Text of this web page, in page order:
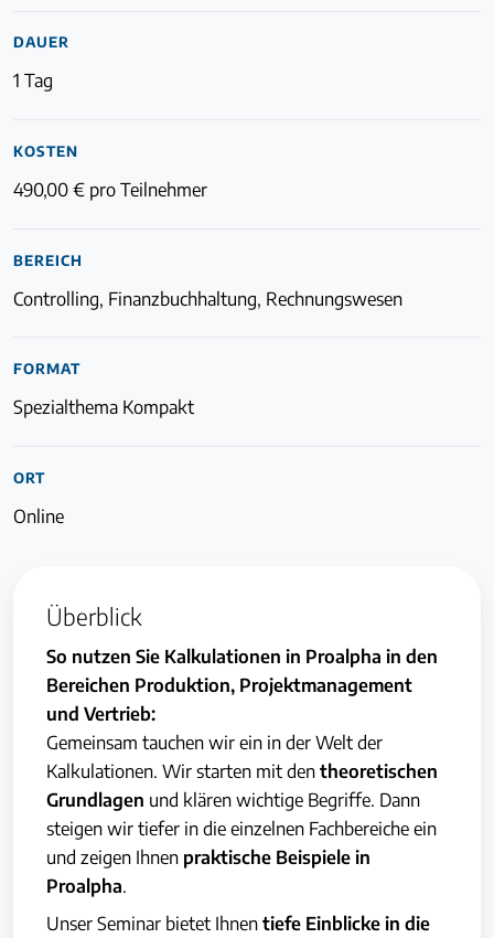
Login
DAUER
1 Tag
KOSTEN
490,00 € pro Teilnehmer
BEREICH
Controlling, Finanzbuchhaltung, Rechnungswesen
FORMAT
Spezialthema Kompakt
ORT
Online
Überblick
So nutzen Sie Kalkulationen in Proalpha in den
Bereichen Produktion, Projektmanagement
und Vertrieb:
Gemeinsam tauchen wir ein in der Welt der
Kalkulationen. Wir starten mit dentheoretischen
Grundlagen und klären wichtige Begriffe. Dann
steigen wir tiefer in die einzelnen Fachbereiche ein
und zeigen Ihnen praktische Beispiele in
Proalpha.
Unser Seminar bietet Ihnentiefe Einblicke in die